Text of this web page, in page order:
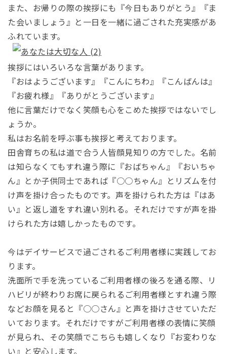
また、お帰りの際の挨拶にも『今日もありがとう』『ま
た会いましょう』と一日を一緒に過ごされた充実感があ
ふれています。
挨拶にはいろいろな言葉があります。
『おはようございます』『こんにちわ』『こんばんは』
『お疲れ様』『ありがとうございます』
他に言葉だけでなく笑顔も心をこめた挨拶ではないでし
ょうか。
私はお名前を呼ぶ事も挨拶と考えております。
田舎育ちの私は道で合う人皆顔見知りの方でした。名前
は知らなくてもすれ違う際に『おばちゃん』『おいちゃ
ん』とか子供同士であれば『○○ちゃん』とリズムを付
け声を掛け合ったものです。声を掛けられた方は『はあ
い』と返し道をすれ違い別れる。それだけですが声を掛
けられた方は嬉しかったものです。
今はデイサービスで過ごされるご利用者様に実践してお
ります。
洗面所で手を洗っているご利用者様の後ろを通る際、リ
ハビリが終わりお席に戻られるご利用者様とすれ違う際
などお顔を見ると『○○さん』と声を掛けさせていただ
いております。それだけですがご利用者様の表情に笑顔
が見られ、その笑顔でこちらも嬉しくなり『お変わりな
い』と安心します。